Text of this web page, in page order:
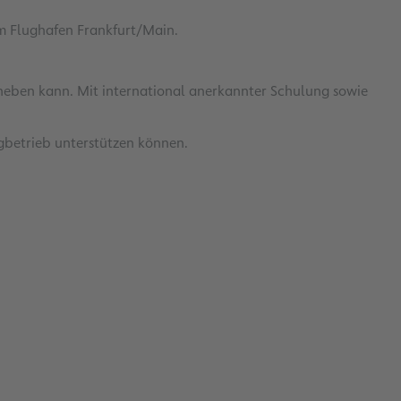
Flughafen Frankfurt/Main.
kann. Mit international anerkannter Schulung sowie
unterstützen können.